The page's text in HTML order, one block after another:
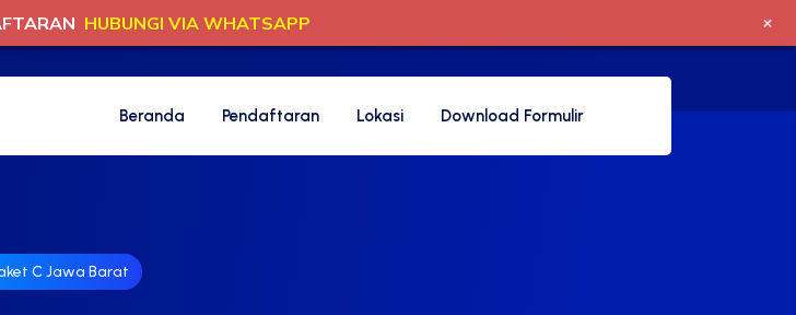
Beranda Pendaftaran Lokasi Download Formulir
C Jawa Barat
HUBUNGI VIA WHATSAPP +